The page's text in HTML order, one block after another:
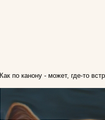
Как по канону - может, где-то